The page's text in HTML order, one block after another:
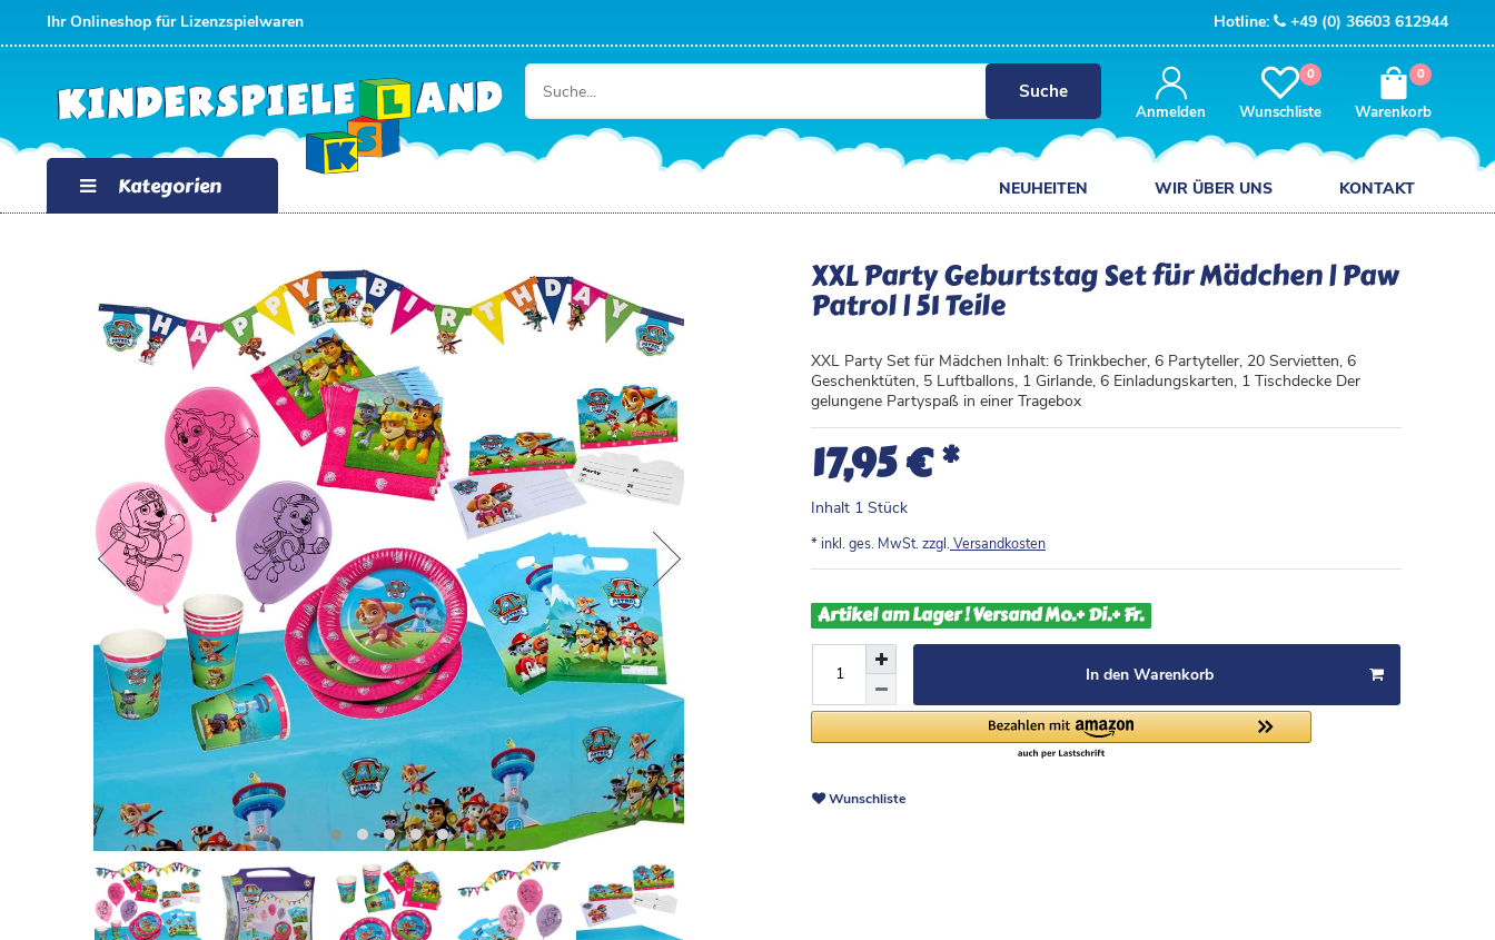
Ihr Onlineshop für Lizenzspielwaren Hotline: +49 (0) 36603 612944
Suche
Anmelden
0
Wunschliste
0
Warenkorb
Kategorien KONTAKT
WIR ÜBER UNS
NEUHEITEN
XXL Party Geburtstag Set für Mädchen | Paw
Patrol | 51 Teile
XXL Party Set für Mädchen Inhalt: 6 Trinkbecher, 6 Partyteller, 20 Servietten, 6
Geschenktüten, 5 Luftballons, 1 Girlande, 6 Einladungskarten, 1 Tischdecke Der
gelungene Partyspaß in einer Tragebox
17,95 €*
Inhalt 1 Stück
* inkl. ges. MwSt. zzgl. Versandkosten
Artikel am Lager ! Versand Mo.+ Di.+ Fr.
In den Warenkorb
Wunschliste